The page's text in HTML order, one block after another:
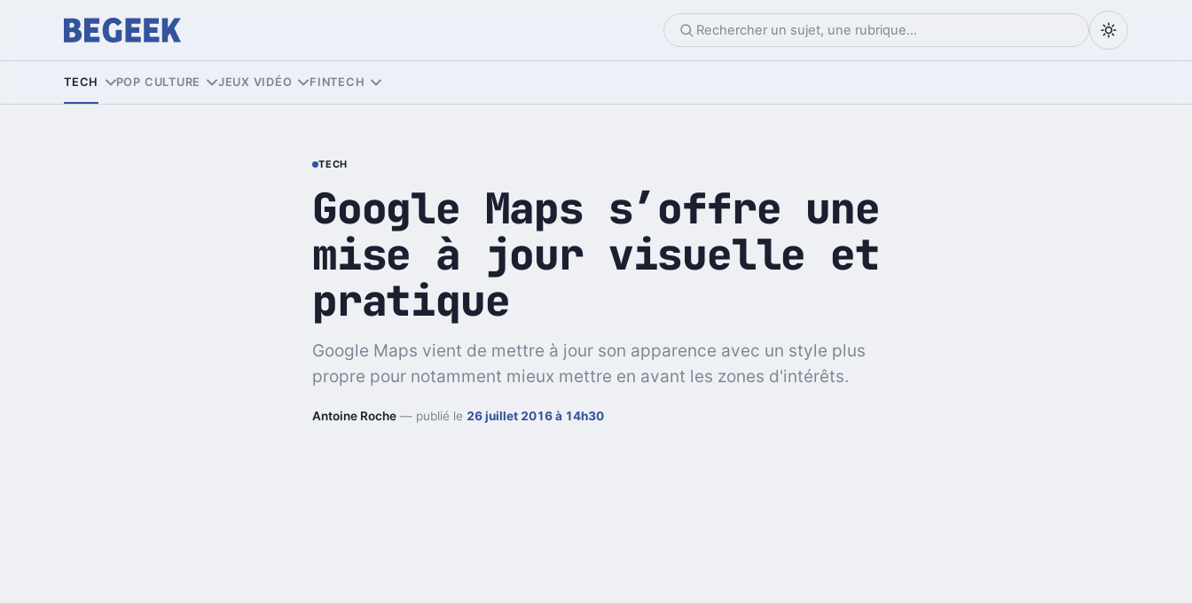
TECH POP CULTURE JEUX VIDÉO FINTECH
TECH
Google Maps s’offre une
mise à jour visuelle et
pratique
Google Maps vient de mettre à jour son apparence avec un style plus
propre pour notamment mieux mettre en avant les zones d'intérêts.
Antoine Roche — publié le 26 juillet 2016 à 14h30